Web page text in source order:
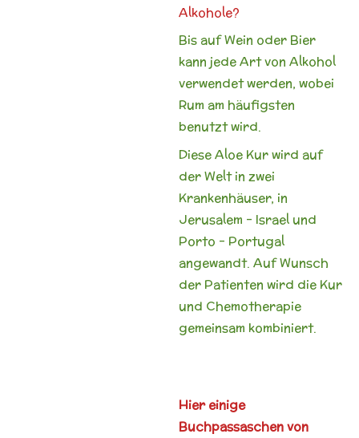
Alkohole?
Bis auf Wein oder Bier
kann jede Art von Alkohol
verwendet werden, wobei
Rum am häufigsten
benutzt wird.
Diese Aloe Kur wird auf
der Welt in zwei
Krankenhäuser, in
Jerusalem – Israel und
Porto – Portugal
angewandt. Auf Wunsch
der Patienten wird die Kur
und Chemotherapie
gemeinsam kombiniert.
Hier einige
Buchpassaschen von